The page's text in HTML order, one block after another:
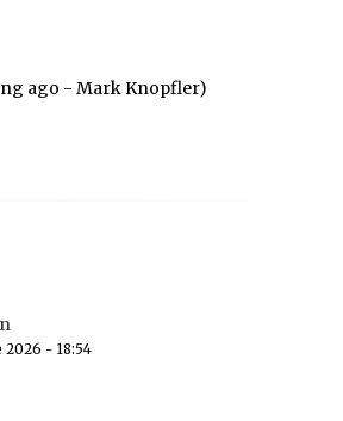
ago - Mark Knopfler)
2026 - 18:54